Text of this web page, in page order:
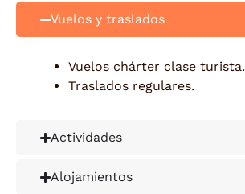
Vuelos y traslados
Vuelos chárter clase turista.
Traslados regulares.
Actividades
Alojamientos